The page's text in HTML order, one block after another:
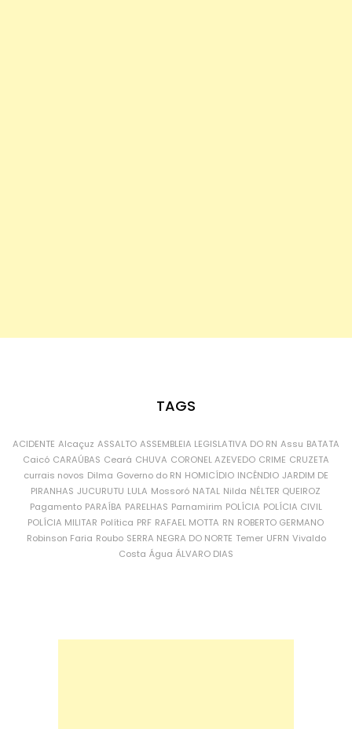
TAGS
ACIDENTE Alcaçuz ASSALTO ASSEMBLEIA LEGISLATIVA DO RN Assu BATATA
Caicó CARAÚBAS Ceará CHUVA CORONEL AZEVEDO CRIME CRUZETA
currais novos Dilma Governo do RN HOMICÍDIO INCÊNDIO JARDIM DE
PIRANHAS JUCURUTU LULA Mossoró NATAL Nilda NÉLTER QUEIROZ
Pagamento PARAÍBA PARELHAS Parnamirim POLÍCIA POLÍCIA CIVIL
POLÍCIA MILITAR Política PRF RAFAEL MOTTA RN ROBERTO GERMANO
Robinson Faria Roubo SERRA NEGRA DO NORTE Temer UFRN Vivaldo
Costa Água ÁLVARO DIAS